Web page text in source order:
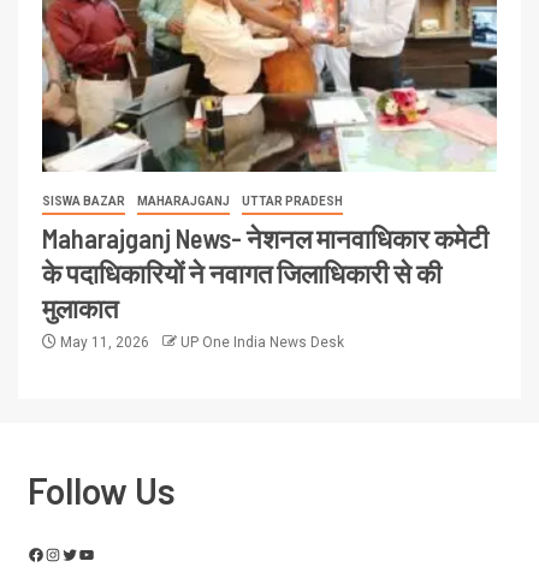
SISWA BAZAR MAHARAJGANJ UTTAR PRADESH
Maharajganj News- नेशनल मानवाधिकार कमेटी
के पदाधिकारियों ने नवागत जिलाधिकारी से की
मुलाकात
May 11, 2026 UP One India News Desk
Follow Us